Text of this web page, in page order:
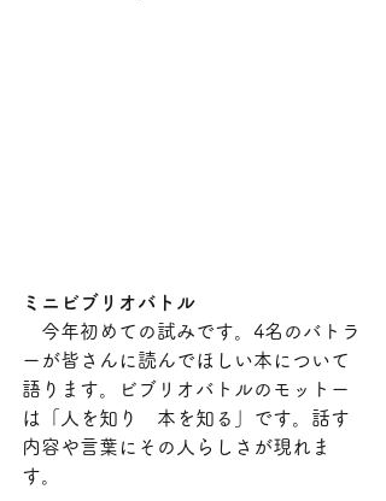
ミニビブリオバトル
今年初めての試みです。4名のバトラ
ーが皆さんに読んでほしい本について
語ります。ビブリオバトルのモットー
は「人を知り　本を知る」です。話す
内容や言葉にその人らしさが現れま
す。